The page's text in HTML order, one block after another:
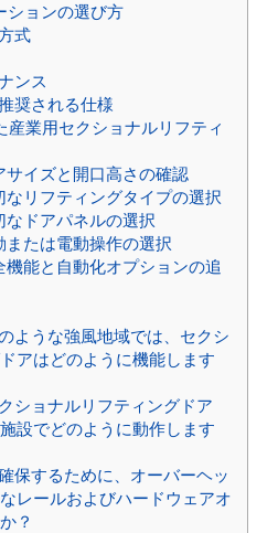
ションの選び方
式
ンス
奨される仕様
産業用セクショナルリフティ
サイズと開口高さの確認
なリフティングタイプの選択
なドアパネルの選択
または電動操作の選択
機能と自動化オプションの追
ような強風地域では、セクシ
アはどのように機能します
ショナルリフティングドア
設でどのように動作します
保するために、オーバーヘッ
レールおよびハードウェアオ
？